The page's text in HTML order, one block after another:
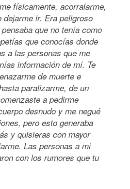
físicamente, acorralarme,
dejarme ir. Era peligroso
que no tenía como
que conocías donde
a las personas que me
información de mí. Te
de muerte e
paralizarme, de un
a pedirme
desnudo y me negué
pero esto generaba
y quisieras con mayor
Las personas a mi
con los rumores que tu